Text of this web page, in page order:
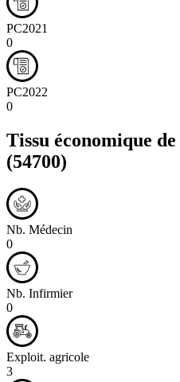
PC2021
0
PC2022
0
Tissu économique
(54700)
Nb. Médecin
0
Nb. Infirmier
0
Exploit. agricole
3